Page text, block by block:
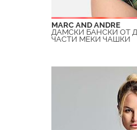
MARC AND ANDRE
ДАМСКИ БАНСКИ ОТ
ЧАСТИ МЕКИ ЧАШКИ